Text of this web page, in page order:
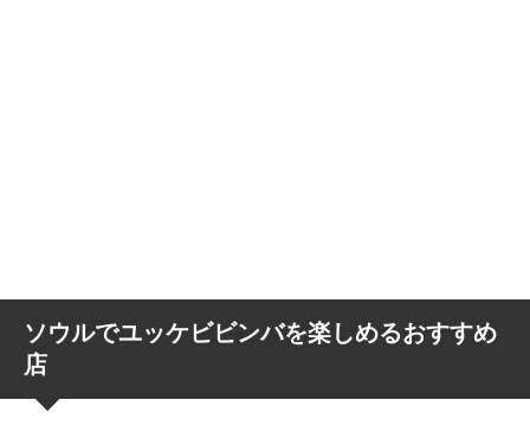
ソウルでユッケビビンバを楽しめるおすすめ
店